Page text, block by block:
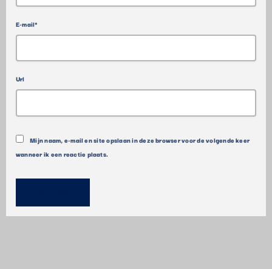
E-mail*
Url
Mijn naam, e-mail en site opslaan in deze browser voor de volgende keer
wanneer ik een reactie plaats.